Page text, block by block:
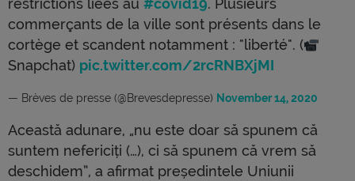
restrictions liées au #covid19. Plusieurs
commerçants de la ville sont présents dans le
cortège et scandent notamment : "liberté". (
Snapchat) pic.twitter.com/2rcRNBXjMI
— Brèves de presse (@Brevesdepresse) November 14, 2020
Această adunare, „nu este doar să spunem că
suntem nefericiți (…), ci să spunem că vrem să
deschidem”, a afirmat președintele Uniunii